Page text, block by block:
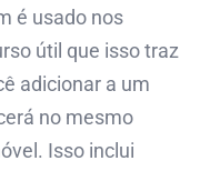
é usado nos
útil que isso traz
adicionar a um
no mesmo
Isso inclui